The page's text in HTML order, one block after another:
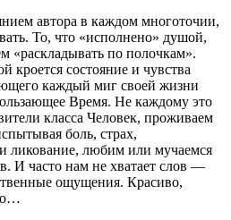
автора в каждом многоточии,
То, что «исполнено» душой,
«раскладывать по полочкам».
кроется состояние и чувства
каждый миг своей жизни
Время. Не каждому это
класса Человек, проживаем
боль, страх,
ликование, любим или мучаемся
И часто нам не хватает слов —
ощущения. Красиво,